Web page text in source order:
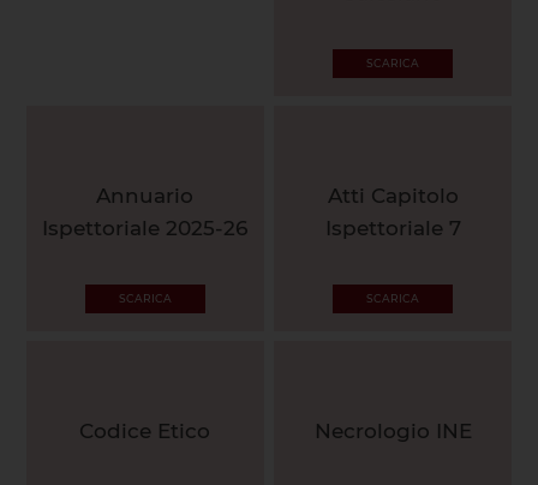
SCARICA
Annuario
Ispettoriale 2025-26
SCARICA
Atti Capitolo
Ispettoriale 7
SCARICA
Codice Etico Necrologio INE